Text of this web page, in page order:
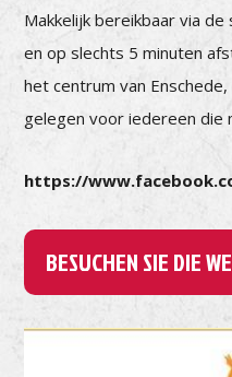
Makkelijk bereikbaar via
en op slechts 5 minuten
het centrum van
gelegen voor iedereen die
https://
BESUCHEN SIE DIE